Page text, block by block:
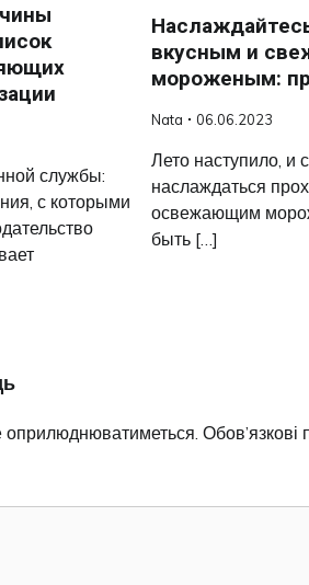
службы:
с которыми
вкусным и
мороженым:
Nata 06.06.2023
Лето наступило, и
наслаждаться
освежающим
быть […]
Обов’язкові